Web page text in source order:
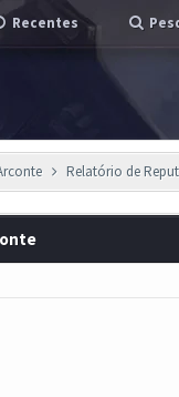
Recentes
Relatório de